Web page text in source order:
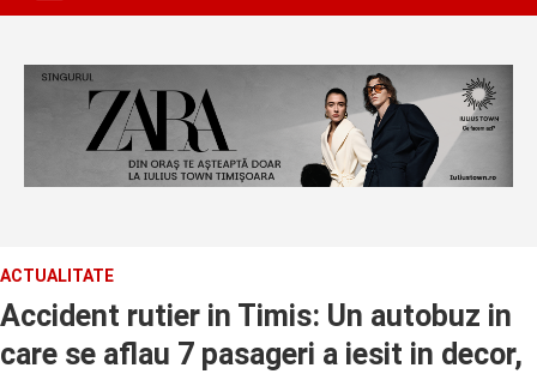
ACTUALITATE
Accident rutier in Timis: Un autobuz in
care se aflau 7 pasageri a iesit in decor,